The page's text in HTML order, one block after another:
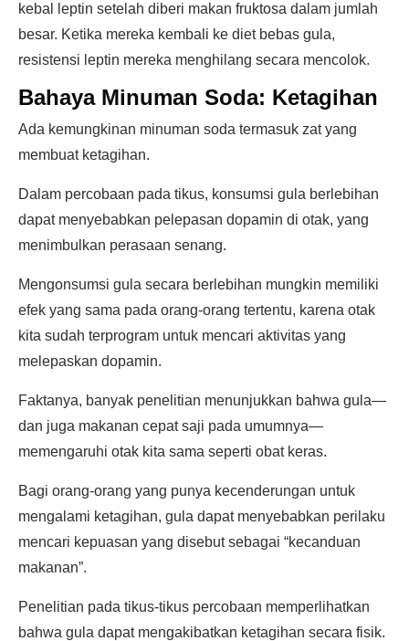
kebal leptin setelah diberi makan fruktosa dalam jumlah
besar. Ketika mereka kembali ke diet bebas gula,
resistensi leptin mereka menghilang secara mencolok.
Bahaya Minuman Soda: Ketagihan
Ada kemungkinan minuman soda termasuk zat yang
membuat ketagihan.
Dalam percobaan pada tikus, konsumsi gula berlebihan
dapat menyebabkan pelepasan dopamin di otak, yang
menimbulkan perasaan senang.
Mengonsumsi gula secara berlebihan mungkin memiliki
efek yang sama pada orang-orang tertentu, karena otak
kita sudah terprogram untuk mencari aktivitas yang
melepaskan dopamin.
Faktanya, banyak penelitian menunjukkan bahwa gula—
dan juga makanan cepat saji pada umumnya—
memengaruhi otak kita sama seperti obat keras.
Bagi orang-orang yang punya kecenderungan untuk
mengalami ketagihan, gula dapat menyebabkan perilaku
mencari kepuasan yang disebut sebagai “kecanduan
makanan”.
Penelitian pada tikus-tikus percobaan memperlihatkan
bahwa gula dapat mengakibatkan ketagihan secara fisik.